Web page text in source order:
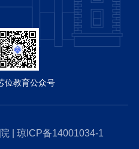
位教育公众号
琼ICP备14001034-1